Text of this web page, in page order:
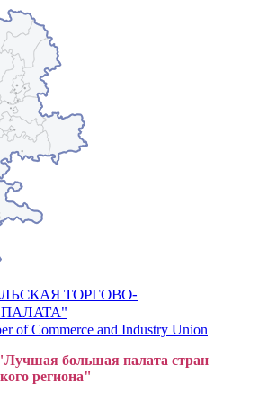
ТОРГОВО-
of Commerce and Industry Union
"Лучшая большая палата стран
региона"